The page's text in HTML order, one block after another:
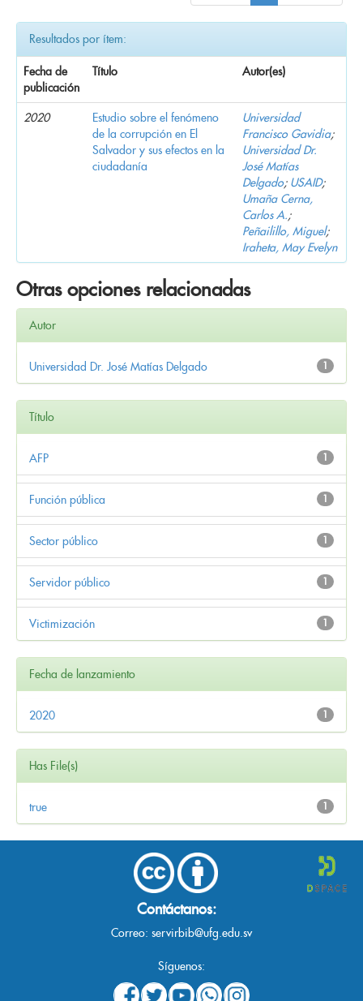
Resultados por ítem:
Fecha de
publicación
Título Autor(es)
2020
Estudio sobre el fenómeno
de la corrupción en El
Salvador y sus efectos en la
ciudadanía
Universidad
Francisco Gavidia;
Universidad Dr.
José Matías
Delgado; USAID;
Umaña Cerna,
Carlos A.;
Peñailillo, Miguel;
Iraheta, May Evelyn
Otras opciones relacionadas
Autor
1
Universidad Dr. José Matías Delgado
Título
1
AFP
1
Función pública
1
Sector público
1
Servidor público
1
Victimización
Fecha de lanzamiento
1
2020
Has File(s)
1
true
Contáctanos:
Correo: servirbib@ufg.edu.sv
Síguenos: